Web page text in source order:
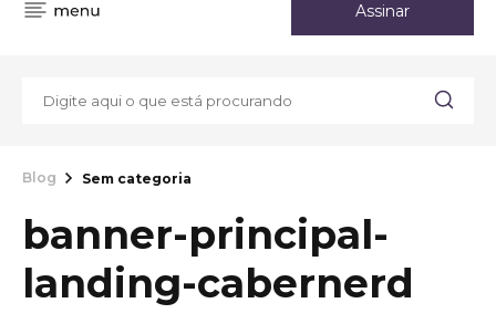
Assinar
Blog Sem categoria
banner-principal-
landing-cabernerd